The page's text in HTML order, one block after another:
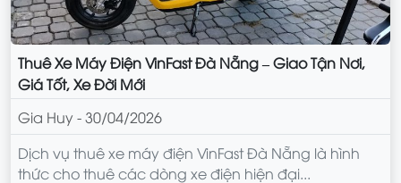
Thuê Xe Máy Điện VinFast Đà Nẵng – Giao Tận Nơi,
Giá Tốt, Xe Đời Mới
Gia Huy - 30/04/2026
Dịch vụ thuê xe máy điện VinFast Đà Nẵng là hình
thức cho thuê các dòng xe điện hiện đại...